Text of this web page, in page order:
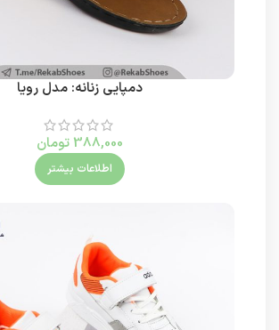
دمپایی زنانه: مدل رویا
388,000 تومان
اطلاعات بیشتر